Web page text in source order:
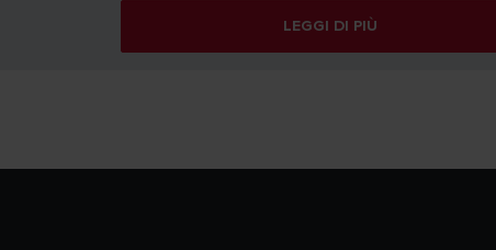
LEGGI DI PIÙ